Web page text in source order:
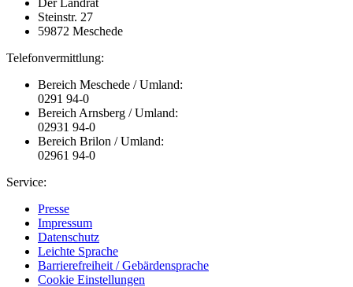
Steinstr. 27
59872 Meschede
Telefonvermittlung:
Bereich Meschede / Umland:
0291 94-0
Bereich Arnsberg / Umland:
02931 94-0
Bereich Brilon / Umland:
02961 94-0
Service:
Presse
Impressum
Datenschutz
Leichte Sprache
Barrierefreiheit / Gebärdensprache
Cookie Einstellungen